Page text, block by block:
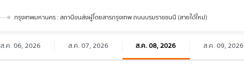
กรุงเทพมหานคร : สถานีขนส่งผู้โดยสารกรุงเทพ ถนนบรมราชชนนี (สายใต้ใหม่)
ส.ค. 06, 2026 ส.ค. 07, 2026 ส.ค. 08, 2026 ส.ค. 09, 2026